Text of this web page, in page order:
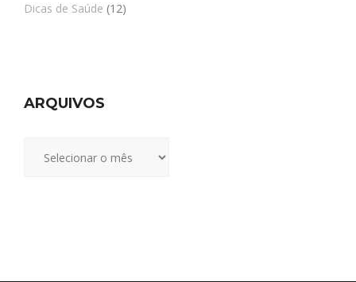
Dicas de Saúde (12)
ARQUIVOS